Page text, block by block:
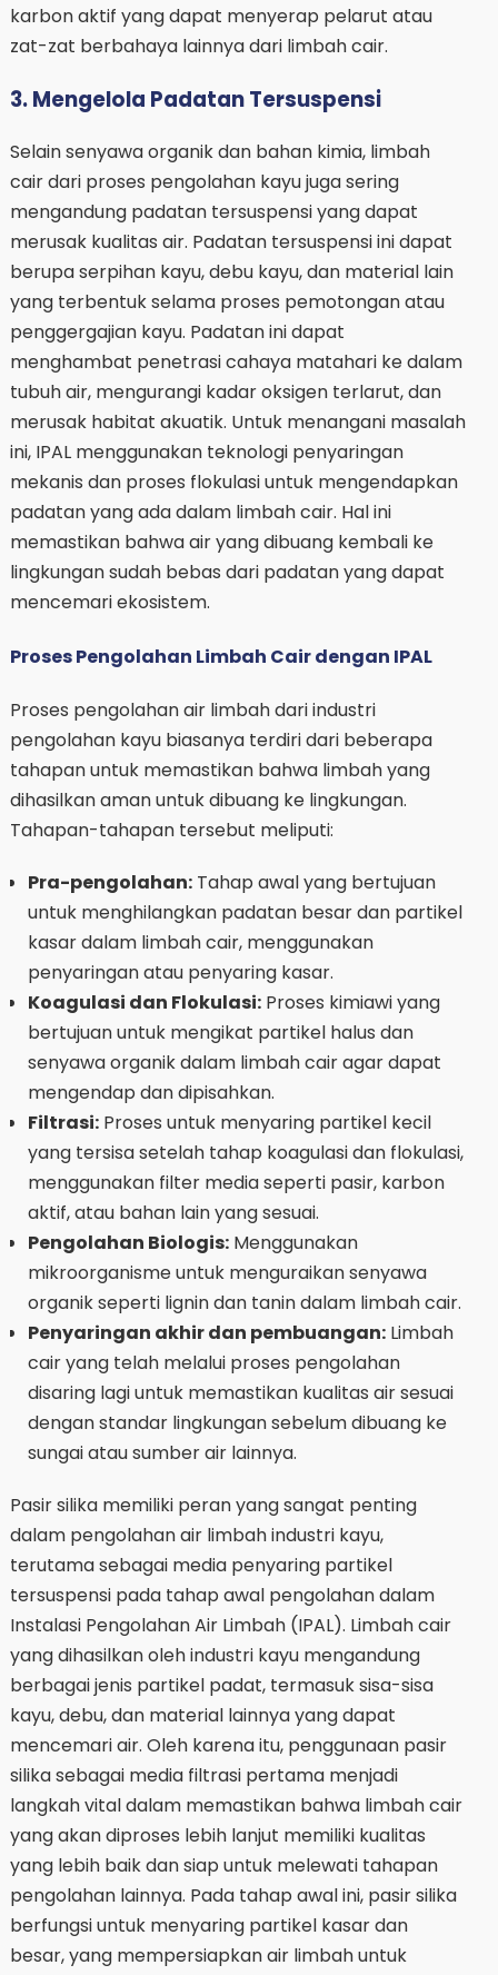
karbon aktif yang dapat menyerap pelarut atau
zat-zat berbahaya lainnya dari limbah cair.
3. Mengelola Padatan Tersuspensi
Selain senyawa organik dan bahan kimia, limbah
cair dari proses pengolahan kayu juga sering
mengandung padatan tersuspensi yang dapat
merusak kualitas air. Padatan tersuspensi ini dapat
berupa serpihan kayu, debu kayu, dan material lain
yang terbentuk selama proses pemotongan atau
penggergajian kayu. Padatan ini dapat
menghambat penetrasi cahaya matahari ke dalam
tubuh air, mengurangi kadar oksigen terlarut, dan
merusak habitat akuatik. Untuk menangani masalah
ini, IPAL menggunakan teknologi penyaringan
mekanis dan proses flokulasi untuk mengendapkan
padatan yang ada dalam limbah cair. Hal ini
memastikan bahwa air yang dibuang kembali ke
lingkungan sudah bebas dari padatan yang dapat
mencemari ekosistem.
Proses Pengolahan Limbah Cair dengan IPAL
Proses pengolahan air limbah dari industri
pengolahan kayu biasanya terdiri dari beberapa
tahapan untuk memastikan bahwa limbah yang
dihasilkan aman untuk dibuang ke lingkungan.
Tahapan-tahapan tersebut meliputi:
Pra-pengolahan:Tahap awal yang bertujuan
untuk menghilangkan padatan besar dan partikel
kasar dalam limbah cair, menggunakan
penyaringan atau penyaring kasar.
Koagulasi dan Flokulasi:Proses kimiawi yang
bertujuan untuk mengikat partikel halus dan
senyawa organik dalam limbah cair agar dapat
mengendap dan dipisahkan.
Filtrasi:Proses untuk menyaring partikel kecil
yang tersisa setelah tahap koagulasi dan flokulasi,
menggunakan filter media seperti pasir, karbon
aktif, atau bahan lain yang sesuai.
Pengolahan Biologis:Menggunakan
mikroorganisme untuk menguraikan senyawa
organik seperti lignin dan tanin dalam limbah cair.
Penyaringan akhir dan pembuangan:Limbah
cair yang telah melalui proses pengolahan
disaring lagi untuk memastikan kualitas air sesuai
dengan standar lingkungan sebelum dibuang ke
sungai atau sumber air lainnya.
Pasir silika memiliki peran yang sangat penting
dalam pengolahan air limbah industri kayu,
terutama sebagai media penyaring partikel
tersuspensi pada tahap awal pengolahan dalam
Instalasi Pengolahan Air Limbah (IPAL). Limbah cair
yang dihasilkan oleh industri kayu mengandung
berbagai jenis partikel padat, termasuk sisa-sisa
kayu, debu, dan material lainnya yang dapat
mencemari air. Oleh karena itu, penggunaan pasir
silika sebagai media filtrasi pertama menjadi
langkah vital dalam memastikan bahwa limbah cair
yang akan diproses lebih lanjut memiliki kualitas
yang lebih baik dan siap untuk melewati tahapan
pengolahan lainnya. Pada tahap awal ini, pasir silika
berfungsi untuk menyaring partikel kasar dan
besar, yang mempersiapkan air limbah untuk